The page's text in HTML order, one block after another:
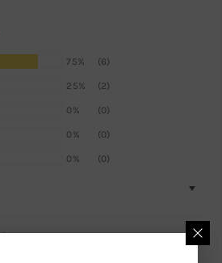
75% (6)
25% (2)
0% (0)
0% (0)
0% (0)